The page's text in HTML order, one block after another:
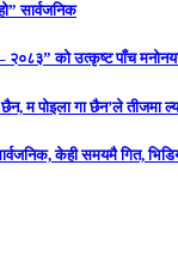
सार्वजनिक
– २०८३” को उत्कृष्ट पाँच
छैन, म पोइला गा छैन’ले तीजमा
केही समयमै गित,